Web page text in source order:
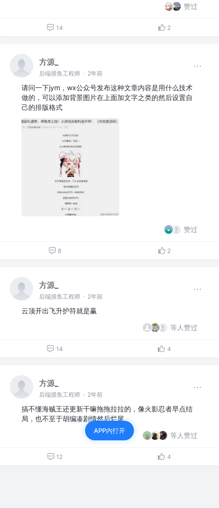
赞过
14 2
方源_
后端摸鱼工程师 · 2年前
请问一下jym，wx公众号发布这种文章内容是用什么技术
做的，可以添加背景图片在上面加文字之类的然后设置自
己的排版格式
赞过
8 2
方源_
后端摸鱼工程师 · 2年前
云顶开出飞升护符就是赢
等人赞过
14 4
方源_
后端摸鱼工程师 · 2年前
搞不懂海贼王还更新干嘛拖拖拉拉的，像火影忍者早点结
局，也不至于胡编凑剧情然后烂尾
等人赞过
12 4
APP内打开